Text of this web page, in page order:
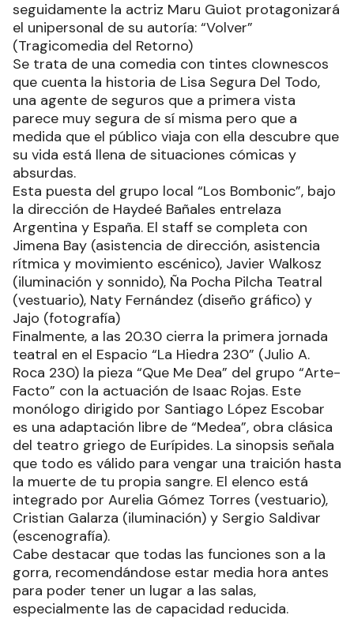
seguidamente la actriz Maru Guiot protagonizará
el unipersonal de su autoría: “Volver”
(Tragicomedia del Retorno)
Se trata de una comedia con tintes clownescos
que cuenta la historia de Lisa Segura Del Todo,
una agente de seguros que a primera vista
parece muy segura de sí misma pero que a
medida que el público viaja con ella descubre que
su vida está llena de situaciones cómicas y
absurdas.
Esta puesta del grupo local “Los Bombonic”, bajo
la dirección de Haydeé Bañales entrelaza
Argentina y España. El staff se completa con
Jimena Bay (asistencia de dirección, asistencia
rítmica y movimiento escénico), Javier Walkosz
(iluminación y sonnido), Ña Pocha Pilcha Teatral
(vestuario), Naty Fernández (diseño gráfico) y
Jajo (fotografía)
Finalmente, a las 20.30 cierra la primera jornada
teatral en el Espacio “La Hiedra 230” (Julio A.
Roca 230) la pieza “Que Me Dea” del grupo “Arte-
Facto” con la actuación de Isaac Rojas. Este
monólogo dirigido por Santiago López Escobar
es una adaptación libre de “Medea”, obra clásica
del teatro griego de Eurípides. La sinopsis señala
que todo es válido para vengar una traición hasta
la muerte de tu propia sangre. El elenco está
integrado por Aurelia Gómez Torres (vestuario),
Cristian Galarza (iluminación) y Sergio Saldivar
(escenografía).
Cabe destacar que todas las funciones son a la
gorra, recomendándose estar media hora antes
para poder tener un lugar a las salas,
especialmente las de capacidad reducida.